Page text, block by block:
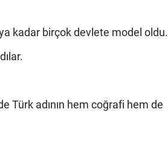
kadar birçok devlete model oldu.
Türk adının hem coğrafi hem de